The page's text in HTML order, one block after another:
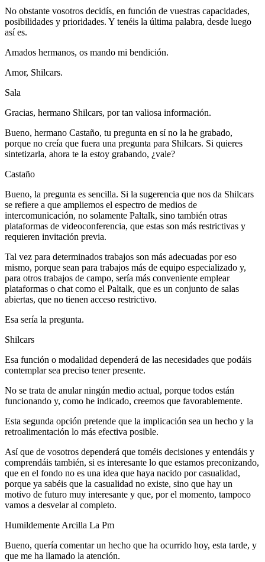
No obstante vosotros decidís, en función de vuestras capacidades,
posibilidades y prioridades. Y tenéis la última palabra, desde luego
así es.
Amados hermanos, os mando mi bendición.
Amor, Shilcars.
Sala
Gracias, hermano Shilcars, por tan valiosa información.
Bueno, hermano Castaño, tu pregunta en sí no la he grabado,
porque no creía que fuera una pregunta para Shilcars. Si quieres
sintetizarla, ahora te la estoy grabando, ¿vale?
Castaño
Bueno, la pregunta es sencilla. Si la sugerencia que nos da Shilcars
se refiere a que ampliemos el espectro de medios de
intercomunicación, no solamente Paltalk, sino también otras
plataformas de videoconferencia, que estas son más restrictivas y
requieren invitación previa.
Tal vez para determinados trabajos son más adecuadas por eso
mismo, porque sean para trabajos más de equipo especializado y,
para otros trabajos de campo, sería más conveniente emplear
plataformas o chat como el Paltalk, que es un conjunto de salas
abiertas, que no tienen acceso restrictivo.
Esa sería la pregunta.
Shilcars
Esa función o modalidad dependerá de las necesidades que podáis
contemplar sea preciso tener presente.
No se trata de anular ningún medio actual, porque todos están
funcionando y, como he indicado, creemos que favorablemente.
Esta segunda opción pretende que la implicación sea un hecho y la
retroalimentación lo más efectiva posible.
Así que de vosotros dependerá que toméis decisiones y entendáis y
comprendáis también, si es interesante lo que estamos preconizando,
que en el fondo no es una idea que haya nacido por casualidad,
porque ya sabéis que la casualidad no existe, sino que hay un
motivo de futuro muy interesante y que, por el momento, tampoco
vamos a desvelar al completo.
Humildemente Arcilla La Pm
Bueno, quería comentar un hecho que ha ocurrido hoy, esta tarde, y
que me ha llamado la atención.